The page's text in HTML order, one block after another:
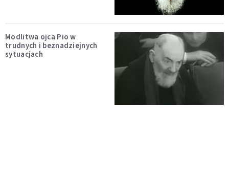
Modlitwa ojca Pio w
trudnych i beznadziejnych
sytuacjach